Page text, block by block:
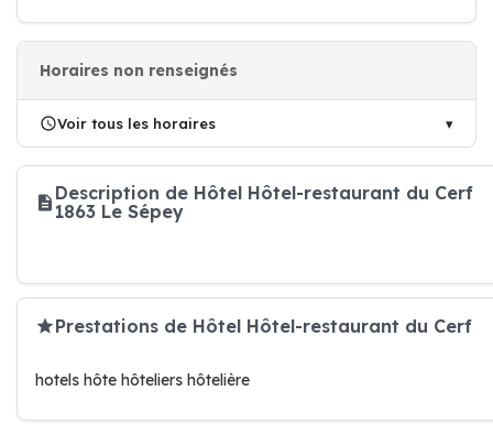
Horaires non renseignés
Voir tous les horaires
Description de Hôtel Hôtel-restaurant du Cerf
1863 Le Sépey
Prestations de Hôtel Hôtel-restaurant du Cerf
hotels hôte hôteliers hôtelière